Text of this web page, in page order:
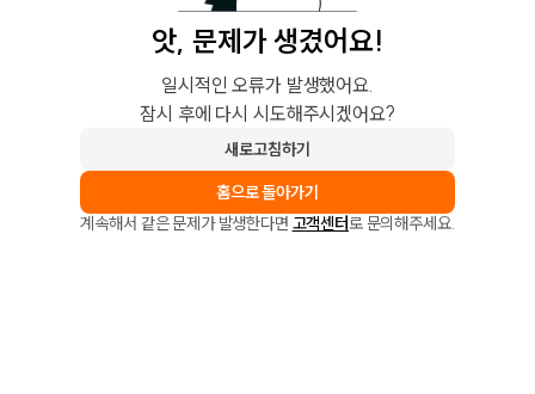
앗, 문제가 생겼어요!
일시적인 오류가 발생했어요.
잠시 후에 다시 시도해주시겠어요?
새로고침하기
홈으로 돌아가기
계속해서 같은 문제가 발생한다면 고객센터로 문의해주세요.